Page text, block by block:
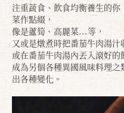
注重蔬食、飲食均衡養生的
菜作點綴，
像是蘆筍、高麗菜...等，
又或是燉煮時把番茄牛肉湯汁
或在番茄牛肉湯內丟入滾好的
成為另個各種異國風味料理
出各種變化。